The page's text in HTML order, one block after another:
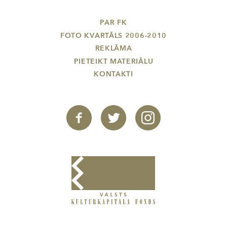
PAR FK
FOTO KVARTĀLS 2006-2010
REKLĀMA
PIETEIKT MATERIĀLU
KONTAKTI